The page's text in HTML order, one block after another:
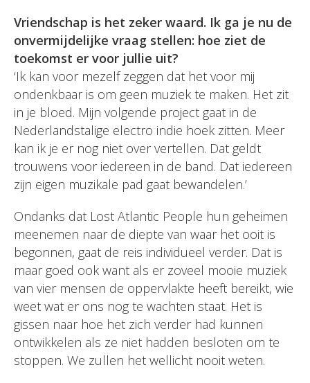
Vriendschap is het zeker waard. Ik ga je nu de
onvermijdelijke vraag stellen: hoe ziet de
toekomst er voor jullie uit?
‘Ik kan voor mezelf zeggen dat het voor mij
ondenkbaar is om geen muziek te maken. Het zit
in je bloed. Mijn volgende project gaat in de
Nederlandstalige electro indie hoek zitten. Meer
kan ik je er nog niet over vertellen. Dat geldt
trouwens voor iedereen in de band. Dat iedereen
zijn eigen muzikale pad gaat bewandelen.’
Ondanks dat Lost Atlantic People hun geheimen
meenemen naar de diepte van waar het ooit is
begonnen, gaat de reis individueel verder. Dat is
maar goed ook want als er zoveel mooie muziek
van vier mensen de oppervlakte heeft bereikt, wie
weet wat er ons nog te wachten staat. Het is
gissen naar hoe het zich verder had kunnen
ontwikkelen als ze niet hadden besloten om te
stoppen. We zullen het wellicht nooit weten.